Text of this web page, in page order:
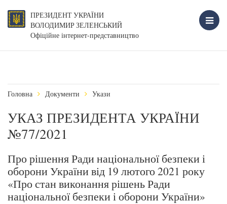
ПРЕЗИДЕНТ УКРАЇНИ
ВОЛОДИМИР ЗЕЛЕНСЬКИЙ
Офіційне інтернет-представництво
Головна Документи Укази
УКАЗ ПРЕЗИДЕНТА УКРАЇНИ
№77/2021
Про рішення Ради національної безпеки і
оборони України від 19 лютого 2021 року
«Про стан виконання рішень Ради
національної безпеки і оборони України»